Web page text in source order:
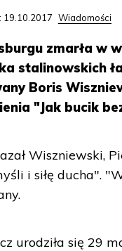
19.10.2017 Wiadomości
zmarła w
stalinowskich
Boris
"Jak bucik
Wiszniewski,
i siłę ducha".
urodziła się 29